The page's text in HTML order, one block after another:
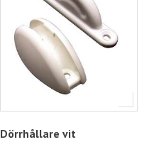
Dörrhållare vit